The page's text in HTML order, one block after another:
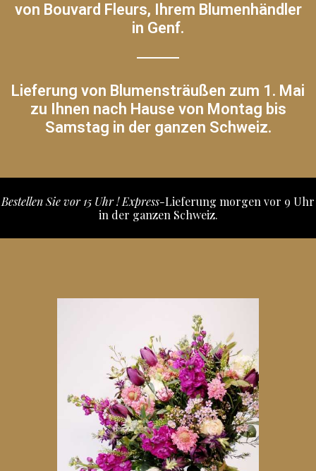
von Bouvard Fleurs, Ihrem Blumenhändler
in Genf.
Lieferung von Blumensträußen zum 1. Mai
zu Ihnen nach Hause von Montag bis
Samstag in der ganzen Schweiz.
Bestellen Sie vor 15 Uhr ! Express-Lieferung morgen vor 9 Uhr
in der ganzen Schweiz.